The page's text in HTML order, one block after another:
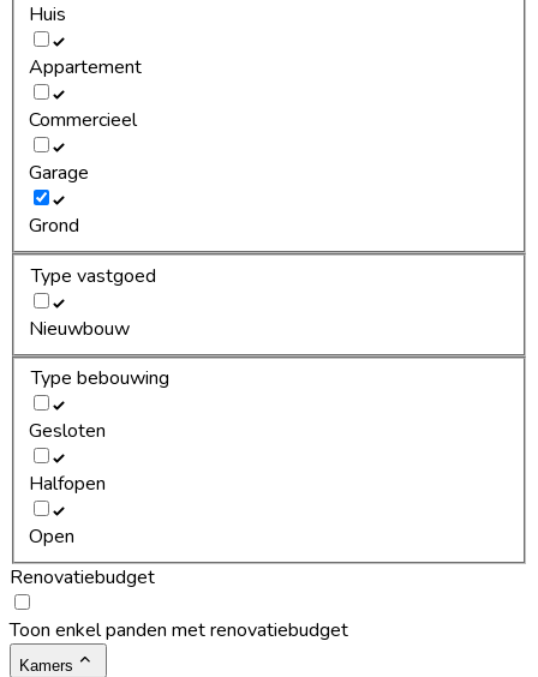
Huis
Appartement
Commercieel
Garage
Grond
Type vastgoed
Nieuwbouw
Type bebouwing
Gesloten
Halfopen
Open
Renovatiebudget
Toon enkel panden met renovatiebudget
Kamers